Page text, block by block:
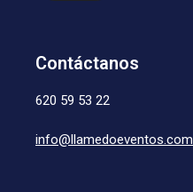
Contáctanos
620 59 53 22
info@llamedoeventos.com